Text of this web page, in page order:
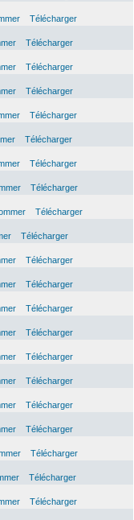
Télécharger
Télécharger
Télécharger
Télécharger
Télécharger
Télécharger
Télécharger
Télécharger
Télécharger
Télécharger
Télécharger
Télécharger
Télécharger
Télécharger
Télécharger
Télécharger
Télécharger
Télécharger
Télécharger
Télécharger
Télécharger